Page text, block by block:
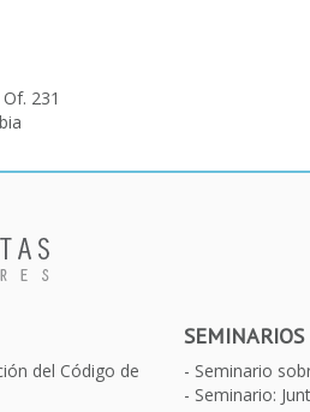
231
del Código de
SEMINARIOS
Seminario
Seminario: